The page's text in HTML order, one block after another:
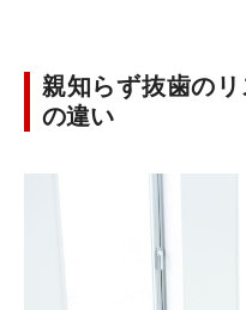
親知らず抜歯の
の違い